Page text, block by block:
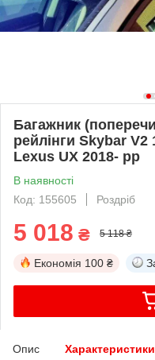
Багажник
рейлінги Skybar
Lexus UX 2018- рр
В наявності
Код: 155605
Роздріб
5 018 ₴ 5 118 ₴
Економія 100 ₴
Опис Характеристики